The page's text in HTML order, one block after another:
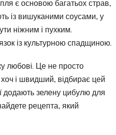
є основою багатьох страв,
із вишуканими соусами, у
ніжним і пухким.
із культурною спадщиною.
любові. Це не просто
і швидший, відбирає цей
додають зелену цибулю для
рецепта, який